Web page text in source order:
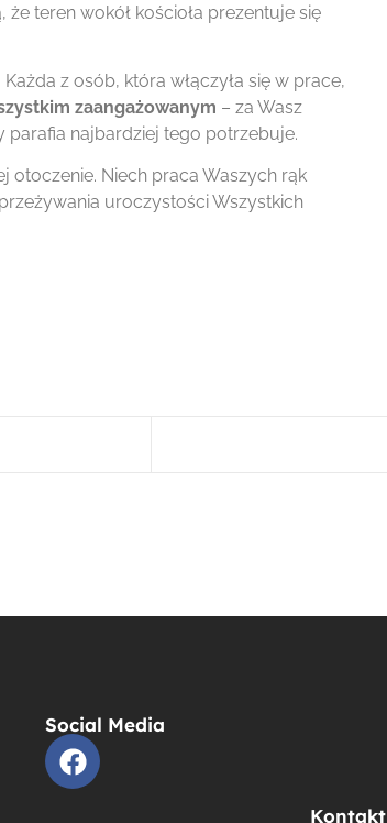
teren wokół kościoła prezentuje się
z osób, która włączyła się w prace,
zaangażowanym – za Wasz
najbardziej tego potrzebuje.
otoczenie. Niech praca Waszych rąk
uroczystości Wszystkich
Social Media
Kontakt